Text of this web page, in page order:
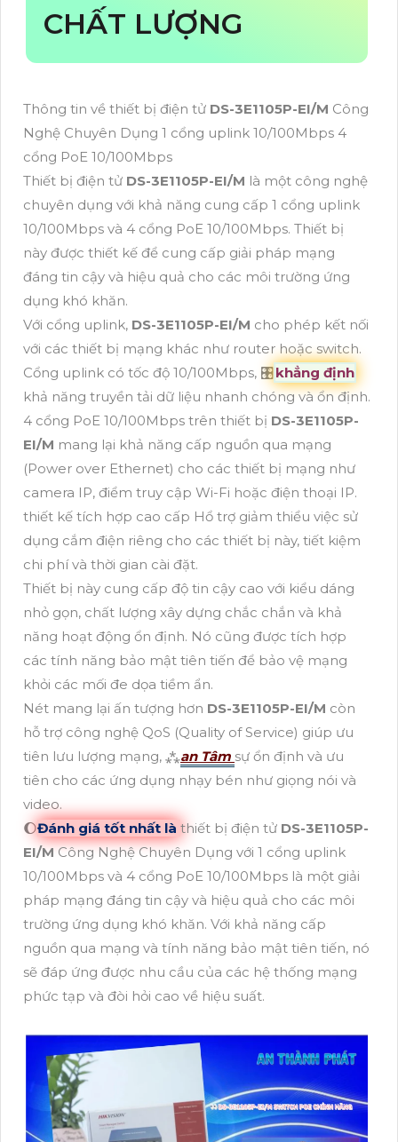
CHẤT LƯỢNG
Thông tin về thiết bị điện tử DS-3E1105P-EI/M Công
Nghệ Chuyên Dụng 1 cổng uplink 10/100Mbps 4
cổng PoE 10/100Mbps
Thiết bị điện tử DS-3E1105P-EI/M là một công nghệ
chuyên dụng với khả năng cung cấp 1 cổng uplink
10/100Mbps và 4 cổng PoE 10/100Mbps. Thiết bị
này được thiết kế để cung cấp giải pháp mạng
đáng tin cậy và hiệu quả cho các môi trường ứng
dụng khó khăn.
Với cổng uplink, DS-3E1105P-EI/M cho phép kết nối
với các thiết bị mạng khác như router hoặc switch.
Cổng uplink có tốc độ 10/100Mbps, 🎛khẳng định
khả năng truyền tải dữ liệu nhanh chóng và ổn định.
4 cổng PoE 10/100Mbps trên thiết bị DS-3E1105P-
EI/M mang lại khả năng cấp nguồn qua mạng
(Power over Ethernet) cho các thiết bị mạng như
camera IP, điểm truy cập Wi-Fi hoặc điện thoại IP.
thiết kế tích hợp cao cấp Hổ trợ giảm thiểu việc sử
dụng cắm điện riêng cho các thiết bị này, tiết kiệm
chi phí và thời gian cài đặt.
Thiết bị này cung cấp độ tin cậy cao với kiểu dáng
nhỏ gọn, chất lượng xây dựng chắc chắn và khả
năng hoạt động ổn định. Nó cũng được tích hợp
các tính năng bảo mật tiên tiến để bảo vệ mạng
khỏi các mối đe dọa tiềm ẩn.
Nét mang lại ấn tượng hơn DS-3E1105P-EI/M còn
hỗ trợ công nghệ QoS (Quality of Service) giúp ưu
tiên lưu lượng mạng, ⁂an Tâm sự ổn định và ưu
tiên cho các ứng dụng nhạy bén như giọng nói và
video.
🌔Đánh giá tốt nhất là thiết bị điện tử DS-3E1105P-
EI/M Công Nghệ Chuyên Dụng với 1 cổng uplink
10/100Mbps và 4 cổng PoE 10/100Mbps là một giải
pháp mạng đáng tin cậy và hiệu quả cho các môi
trường ứng dụng khó khăn. Với khả năng cấp
nguồn qua mạng và tính năng bảo mật tiên tiến, nó
sẽ đáp ứng được nhu cầu của các hệ thống mạng
phức tạp và đòi hỏi cao về hiệu suất.